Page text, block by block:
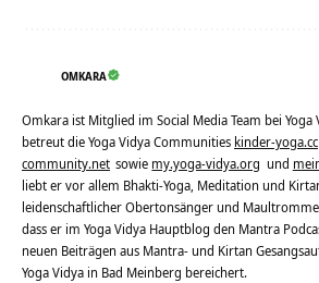
OMKARA
Omkara ist Mitglied im Social Media Team bei Yoga
betreut die Yoga Vidya Communities kinder-yoga.cc
community.net sowie my.yoga-vidya.org und
liebt er vor allem Bhakti-Yoga, Meditation und
leidenschaftlicher Obertonsänger und
dass er im Yoga Vidya Hauptblog den Mantra
neuen Beiträgen aus Mantra- und Kirtan
Yoga Vidya in Bad Meinberg bereichert.